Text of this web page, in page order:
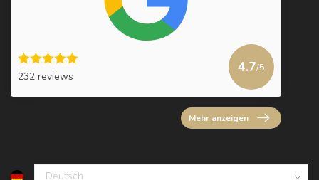
232 reviews
4.7/5
Mehr anzeigen